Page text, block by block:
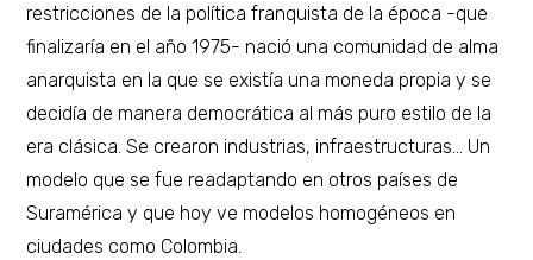
restricciones de la política franquista de la época -que
finalizaría en el año 1975- nació una comunidad de alma
anarquista en la que se existía una moneda propia y se
decidía de manera democrática al más puro estilo de la
era clásica. Se crearon industrias, infraestructuras… Un
modelo que se fue readaptando en otros países de
Suramérica y que hoy ve modelos homogéneos en
ciudades como Colombia.